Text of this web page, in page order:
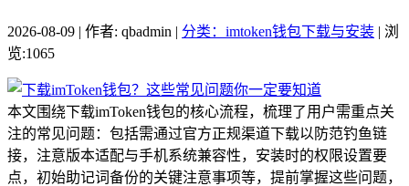
2026-08-09 | 作者: qbadmin | 分类：imtoken钱包下载与安装 | 浏
览:1065
本文围绕下载imToken钱包的核心流程，梳理了用户需重点关
注的常见问题：包括需通过官方正规渠道下载以防范钓鱼链
接，注意版本适配与手机系统兼容性，安装时的权限设置要
点，初始助记词备份的关键注意事项等，提前掌握这些问题，